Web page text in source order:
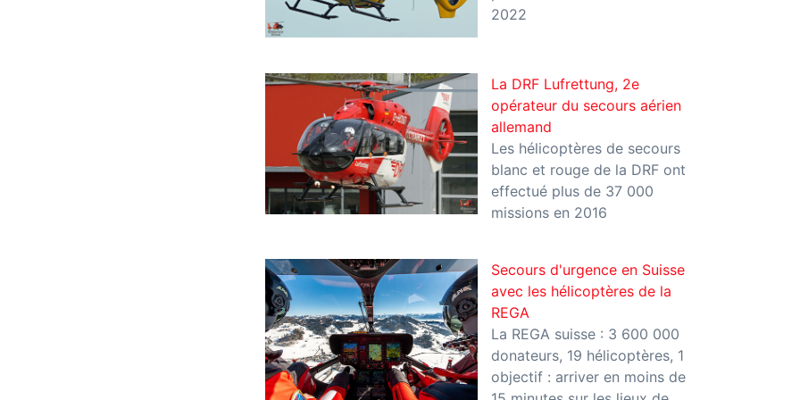
2022
La DRF Lufrettung, 2e
opérateur du secours aérien
allemand
Les hélicoptères de secours
blanc et rouge de la DRF ont
effectué plus de 37 000
missions en 2016
Secours d'urgence en Suisse
avec les hélicoptères de la
REGA
La REGA suisse : 3 600 000
donateurs, 19 hélicoptères, 1
objectif : arriver en moins de